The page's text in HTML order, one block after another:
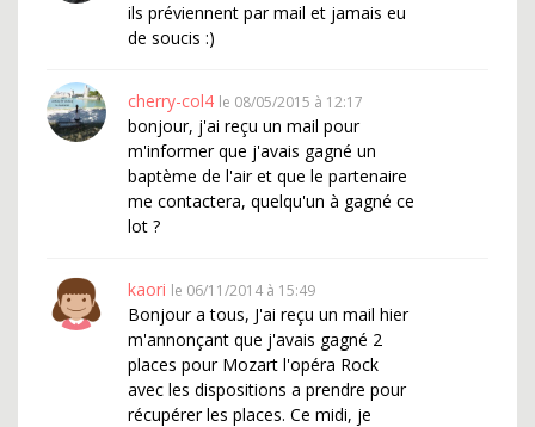
ils préviennent par mail et jamais eu
de soucis :)
cherry-col4 le 08/05/2015 à 12:17
bonjour, j'ai reçu un mail pour
m'informer que j'avais gagné un
baptème de l'air et que le partenaire
me contactera, quelqu'un à gagné ce
lot ?
kaori le 06/11/2014 à 15:49
Bonjour a tous, J'ai reçu un mail hier
m'annonçant que j'avais gagné 2
places pour Mozart l'opéra Rock
avec les dispositions a prendre pour
récupérer les places. Ce midi, je